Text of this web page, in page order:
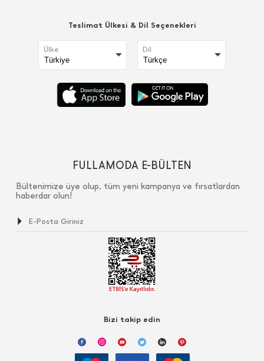
Teslimat Ülkesi & Dil Seçenekleri
Ülke Dil
FULLAMODA E-BÜLTEN
Bültenimize üye olup, tüm yeni kampanya ve fırsatlardan
haberdar olun!
Bizi takip edin